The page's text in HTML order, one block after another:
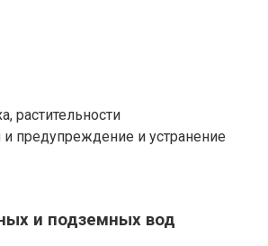
растительности
предупреждение и устранение
и подземных вод